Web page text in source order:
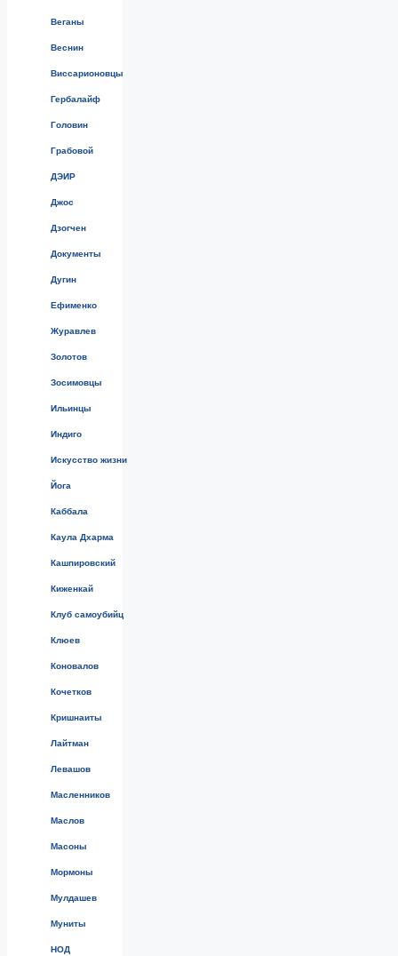
Веганы
Веснин
Виссарионовцы
Гербалайф
Головин
Грабовой
ДЭИР
Джос
Дзогчен
Документы
Дугин
Ефименко
Журавлев
Золотов
Зосимовцы
Ильинцы
Индиго
Искусство жизни
Йога
Каббала
Каула Дхарма
Кашпировский
Киженкай
Клуб самоубийц
Клюев
Коновалов
Кочетков
Кришнаиты
Лайтман
Левашов
Масленников
Маслов
Масоны
Мормоны
Мулдашев
Муниты
НОД